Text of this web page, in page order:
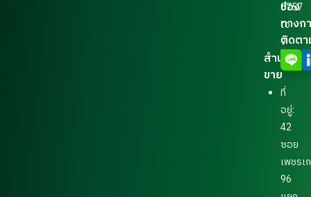
0757
to
9
สำนักงาน
ขาย
ที่
อยู่:
42
ซอย
เพชรเ
96
ช่อง
ทางก
ติดต